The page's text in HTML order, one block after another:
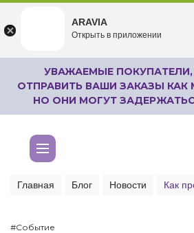
undefined
Бесплатноru.aravia.new
УВАЖАЕМЫЕ
ОТПРАВИТЬ ВАШИ ЗАКАЗЫ
НО ОНИ МОГУТ
Главная Блог Новости Как
#Событие
ARAVIA
Открыть в приложении